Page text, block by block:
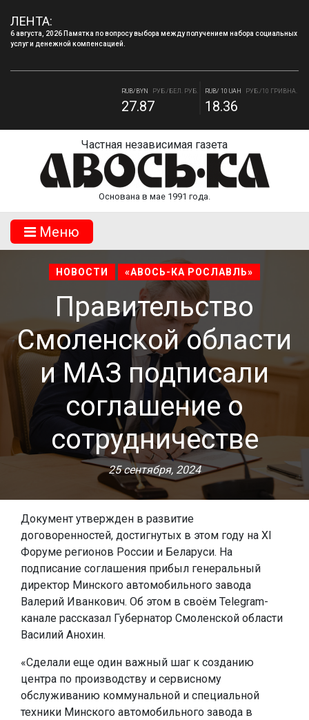
ЛЕНТА:
6 августа, 2026 Памятка по вопросу выбора между получением набора социальных
услуг и денежной компенсацией.
RUB/BYN РУБ./БЕЛ. РУБ.
27.87
RUB/ 10 UAH РУБ./10 ГРИВНА.
18.36
82.17 94.84
Частная независимая газета
Основана в мае 1991 года.
Mеню
НОВОСТИ «АВОСЬ-КА РОСЛАВЛЬ»
Правительство
Смоленской области
и МАЗ подписали
соглашение о
сотрудничестве
25 сентября, 2024
Документ утвержден в развитие
договоренностей, достигнутых в этом году на XI
Форуме регионов России и Беларуси. На
подписание соглашения прибыл генеральный
директор Минского автомобильного завода
Валерий Иванкович. Об этом в своём Telegram-
канале рассказал Губернатор Смоленской области
Василий Анохин.
«Сделали еще один важный шаг к созданию
центра по производству и сервисному
обслуживанию коммунальной и специальной
техники Минского автомобильного завода в